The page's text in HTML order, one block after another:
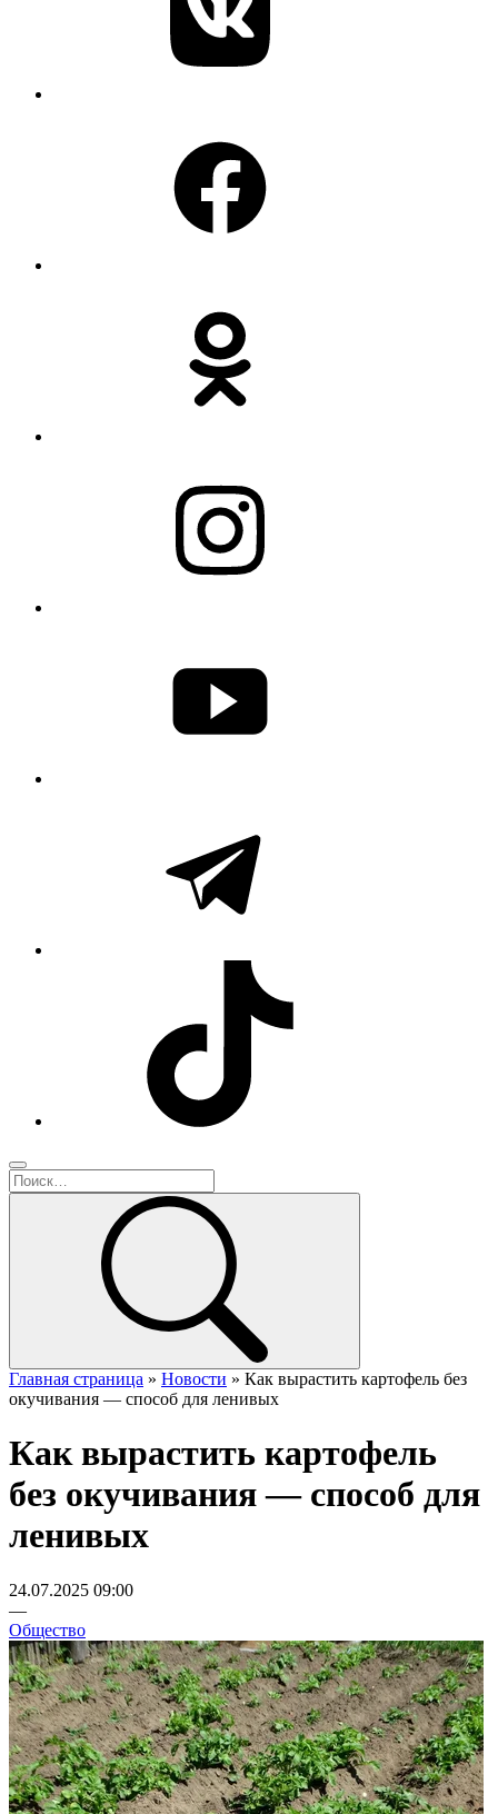
Главная страница » Новости » Как вырастить картофель без
окучивания — способ для ленивых
Как вырастить картофель
без окучивания — способ для
ленивых
24.07.2025 09:00
—
Общество